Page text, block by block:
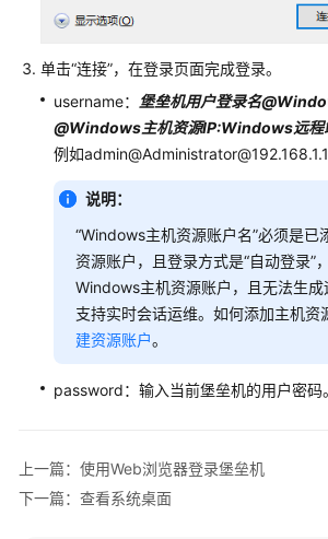
管
策
略
管
理
管
运
维
单击“连接”，在登录页面完成登录。
username：
堡垒机用户登录名
@Windows主机资源IP:Windows远程
例如
说明：
“Windows主机资源账户名”必须是已
资源账户，且登录方式是“自动登录”
Windows主机资源账户，且无法生
支持实时会话运维。如何添加主机资
建资源账户。
password：输入当前堡垒机的用户密码。
上一篇：使用Web浏览器登录堡垒机
下一篇：查看系统桌面